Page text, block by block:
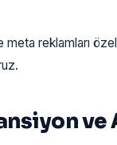
meta reklamları